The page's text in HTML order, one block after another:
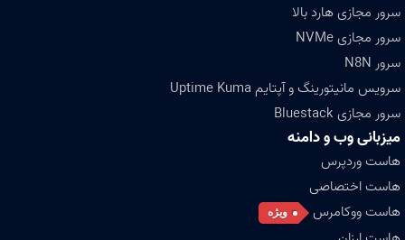
سرور مجازی هارد بالا
سرور مجازی NVMe
سرور N8N
سرویس مانیتورینگ و آپتایم Uptime Kuma
سرور مجازی Bluestack
میزبانی وب و دامنه
هاست وردپرس
هاست اختصاصی
هاست ووکامرس
ویژه